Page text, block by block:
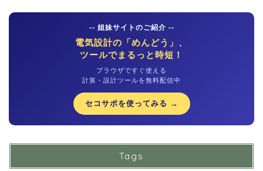
-- 姐妹サイトのご紹介 --
電気設計の「めんどう」、
ツールでまるっと時短！
ブラウザですぐ使える
計算・設計ツールを無料配信中
セコサポを使ってみる →
Tags